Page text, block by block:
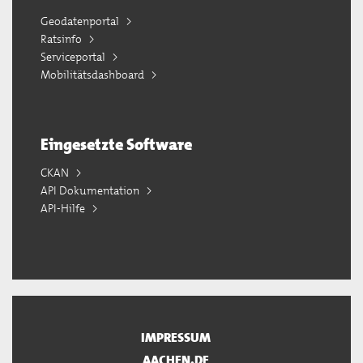
Geodatenportal
Ratsinfo
Serviceportal
Mobilitätsdashboard
Eingesetzte Software
CKAN
API Dokumentation
API-Hilfe
IMPRESSUM